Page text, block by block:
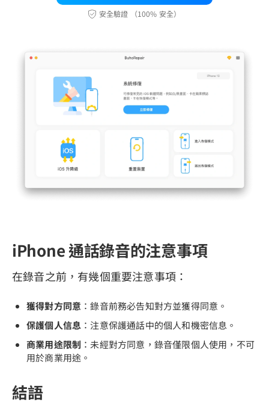
安全驗證 （100% 安全）
iPhone 通話錄音的注意事項
在錄音之前，有幾個重要注意事項：
獲得對方同意 ：錄音前務必告知對方並獲得同意。
保護個人信息 ：注意保護通話中的個人和機密信息。
商業用途限制 ：未經對方同意，錄音僅限個人使用，不可
用於商業用途。
結語